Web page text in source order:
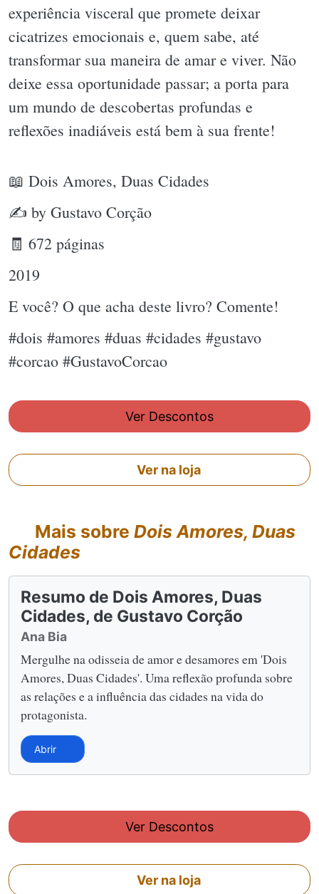
experiência visceral que promete deixar
cicatrizes emocionais e, quem sabe, até
transformar sua maneira de amar e viver. Não
deixe essa oportunidade passar; a porta para
um mundo de descobertas profundas e
reflexões inadiáveis está bem à sua frente!
📖 Dois Amores, Duas Cidades
✍ by Gustavo Corção
🧾 672 páginas
2019
E você? O que acha deste livro? Comente!
#dois #amores #duas #cidades #gustavo
#corcao #GustavoCorcao
Ver Descontos
Ver na loja
Mais sobre Dois Amores, Duas
Cidades
Resumo de Dois Amores, Duas
Cidades, de Gustavo Corção
Ana Bia
Mergulhe na odisseia de amor e desamores em 'Dois
Amores, Duas Cidades'. Uma reflexão profunda sobre
as relações e a influência das cidades na vida do
protagonista.
Abrir
Ver Descontos
Ver na loja